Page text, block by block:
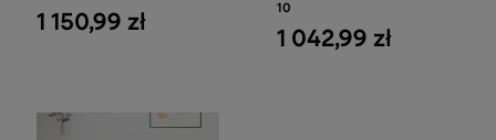
1 150,99 zł
10
1 042,99 zł